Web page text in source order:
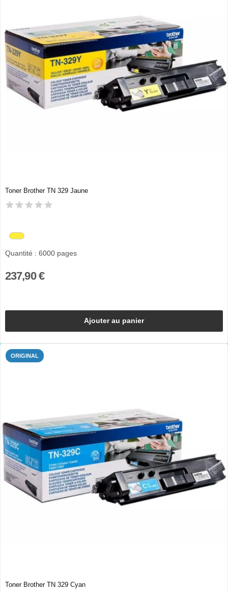
Toner Brother TN 329 Jaune
Quantité : 6000 pages
237,90 €
Ajouter au panier
ORIGINAL
Toner Brother TN 329 Cyan